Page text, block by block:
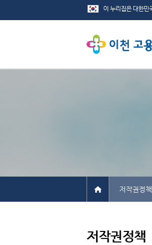
저작권정책
저작권정책